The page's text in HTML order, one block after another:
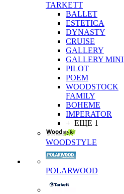
TARKETT
BALLET
ESTETICA
DYNASTY
CRUISE
GALLERY
GALLERY MINI
PILOT
POEM
WOODSTOCK
FAMILY
BOHEME
IMPERATOR
+ ЕЩЕ 1
WOODSTYLE
POLARWOOD